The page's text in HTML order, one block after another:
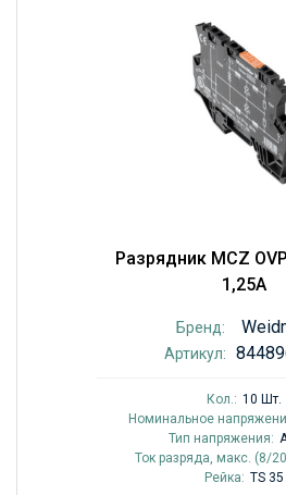
Разрядник MCZ
1,25A
Бренд:
Артикул:
Кол.: 10 Шт.
Номинальное
Тип напряжения:
Ток разряда, макс. (8/
Рейка: TS 35